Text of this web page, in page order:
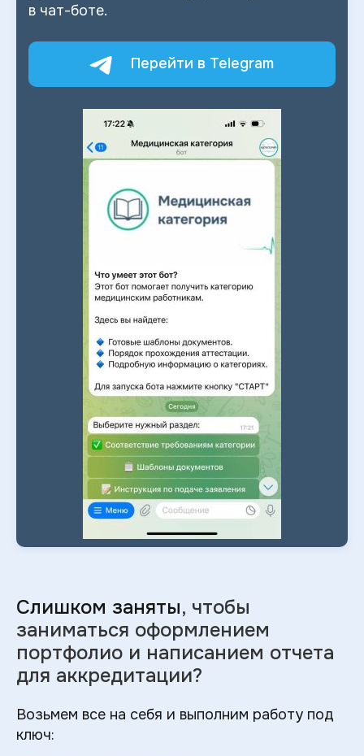
в чат-боте.
Перейти в Telegram
Слишком заняты, чтобы
заниматься оформлением
портфолио и написанием отчета
для аккредитации?
Возьмем все на себя и выполним работу под
ключ: